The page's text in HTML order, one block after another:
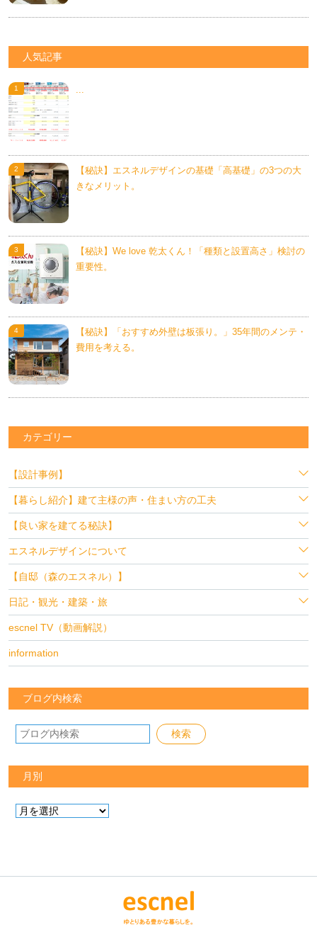
人気記事
...
【秘訣】エスネルデザインの基礎「高基礎」の3つの大
きなメリット。
【秘訣】We love 乾太くん！「種類と設置高さ」検討の
重要性。
【秘訣】「おすすめ外壁は板張り。」35年間のメンテ・
費用を考える。
カテゴリー
【設計事例】
【暮らし紹介】建て主様の声・住まい方の工夫
【良い家を建てる秘訣】
エスネルデザインについて
【自邸（森のエスネル）】
日記・観光・建築・旅
escnel TV（動画解説）
information
ブログ内検索
月別